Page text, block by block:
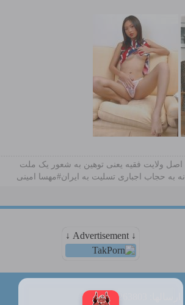
اصل ولایت فقیه یعنی‌ توهین به شعور یک ملت
نه به حجاب اجباری تسلیت به ایران#مهسا امینی
↓ Advertisement ↓